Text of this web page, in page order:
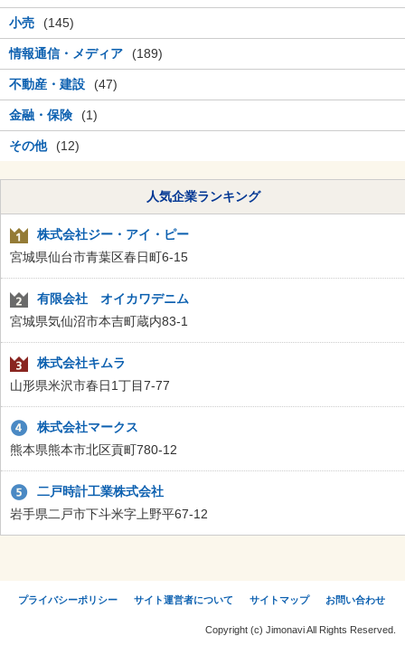
小売 (145)
情報通信・メディア (189)
不動産・建設 (47)
金融・保険 (1)
その他 (12)
人気企業ランキング
株式会社ジー・アイ・ピー
宮城県仙台市青葉区春日町6-15
有限会社 オイカワデニム
宮城県気仙沼市本吉町蔵内83-1
株式会社キムラ
山形県米沢市春日1丁目7-77
株式会社マークス
熊本県熊本市北区貢町780-12
二戸時計工業株式会社
岩手県二戸市下斗米字上野平67-12
プライバシーポリシー サイト運営者について サイトマップ お問い合わせ
Copyright (c) Jimonavi All Rights Reserved.